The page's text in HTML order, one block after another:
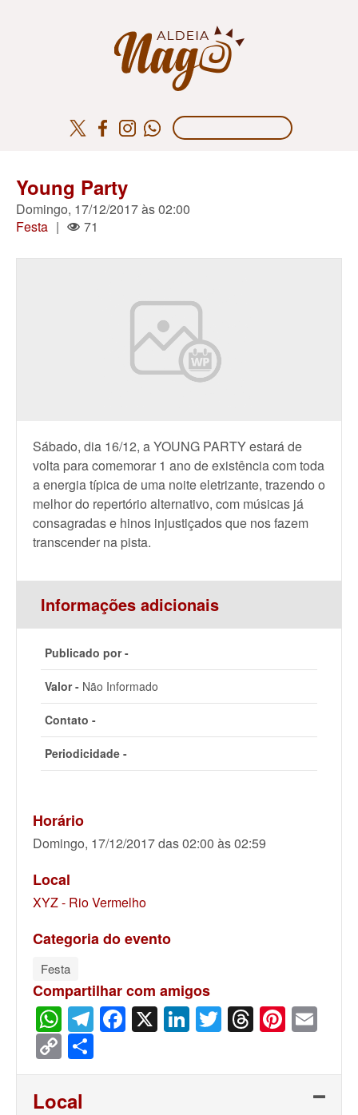
Young Party
Domingo, 17/12/2017 às 02:00
Festa | 71
Sábado, dia 16/12, a YOUNG PARTY estará de
volta para comemorar 1 ano de existência com toda
a energia típica de uma noite eletrizante, trazendo o
melhor do repertório alternativo, com músicas já
consagradas e hinos injustiçados que nos fazem
transcender na pista.
Informações adicionais
Publicado por -
Valor - Não Informado
Contato -
Periodicidade -
Horário
Domingo, 17/12/2017 das 02:00 às 02:59
Local
XYZ - Rio Vermelho
Categoria do evento
Festa
Compartilhar com amigos
WhatsApp
Telegram
Facebook
X LinkedIn
Twitter
Threads
Copy
Link
Local